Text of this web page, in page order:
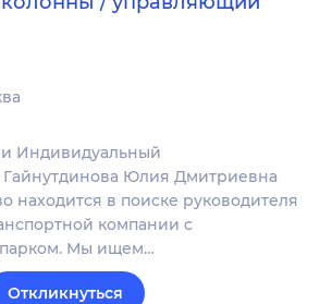
Индивидуальный
Юлия Дмитриевна
находится в поиске руководителя
компании с
Мы ищем…
Откликнуться